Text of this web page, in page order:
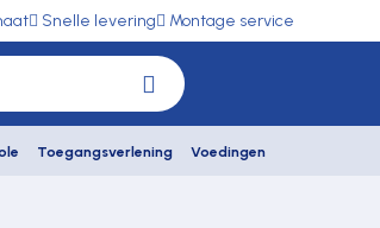
Snelle levering Montage service
Toegangsverlening Voedingen